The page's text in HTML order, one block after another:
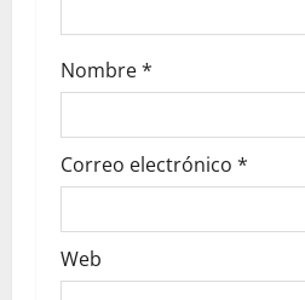
Nombre*
Correo electrónico *
Web